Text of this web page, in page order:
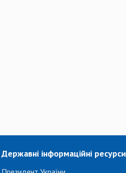
Державні інформаційні ресурси